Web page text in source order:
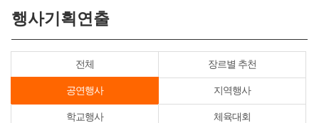
행사기획연출
전체 장르별 추천
공연행사 지역행사
학교행사 체육대회